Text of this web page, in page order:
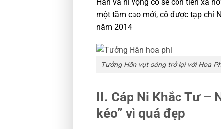
Hân và hi vọng cô sẽ còn tiến xa
một tầm cao mới, cô được tạp chí
năm 2014.
Tưởng Hân vụt sáng trở lại với Hoa
II. Cáp Ni Khắc Tư –
kéo” vì quá đẹp